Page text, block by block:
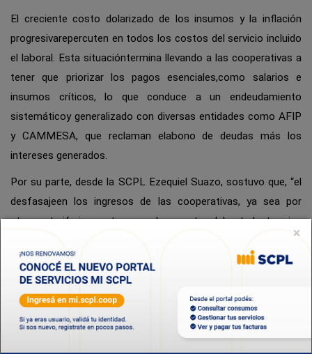
El creciente costo dolarizado de los insumos y la inflación
progresivarepercuten en todos los costos del servicio incluido
el laboral. Esta situacióntermina llevando a las cooperativas a
tener que priorizar los pagos esenciales,como salarios e
insumos críticos, lo que conduce a un endeudamiento
sistemáticoy generalizado con diversas entidades como AFIP
y CAMMESA, que reclaman elabono de deudas más los
intereses generados.
Por su parte, desde la SCPL Ezequiel Suazo, sostuvo que, “el
desfasajeen los ingresos de las cooperativas, ya sea por
atrasos tarifarios o atrasos enlos aportes del estado, termina
generando intereses que nunca pueden sertrasladados a los
costos del servicio, y quedan como pasivos a
lascooperativas”.
“En dicho escenario, las cooperativas nos estamos
organizando paraplantear esta situación crítica generalizada
×